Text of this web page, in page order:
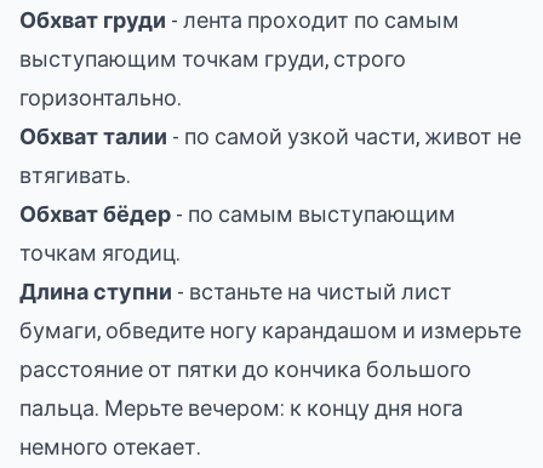
Обхват груди - лента проходит по самым
выступающим точкам груди, строго
горизонтально.
Обхват талии - по самой узкой части, живот не
втягивать.
Обхват бёдер- по самым выступающим
точкам ягодиц.
Длина ступни - встаньте на чистый лист
бумаги, обведите ногу карандашом и измерьте
расстояние от пятки до кончика большого
пальца. Мерьте вечером: к концу дня нога
немного отекает.